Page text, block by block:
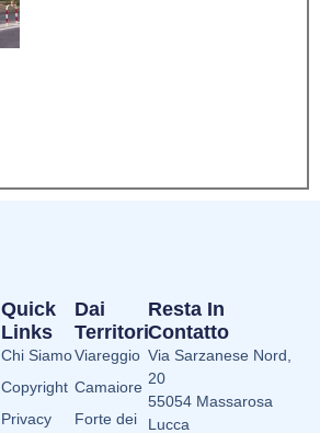
Dai
Territori
Viareggio
Camaiore
Forte dei
Quick
Links
Chi Siamo
Copyright
Privacy
Resta In
Contatto
Via Sarzanese Nord,
20
55054 Massarosa
Lucca